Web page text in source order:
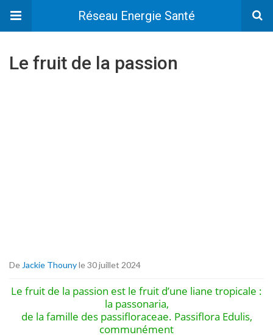
Réseau Energie Santé
Le fruit de la passion
De Jackie Thounyle 30 juillet 2024
Le fruit de la passion est le fruit d’une liane tropicale :
la passonaria,
de la famille des passifloraceae. Passiflora Edulis,
communément